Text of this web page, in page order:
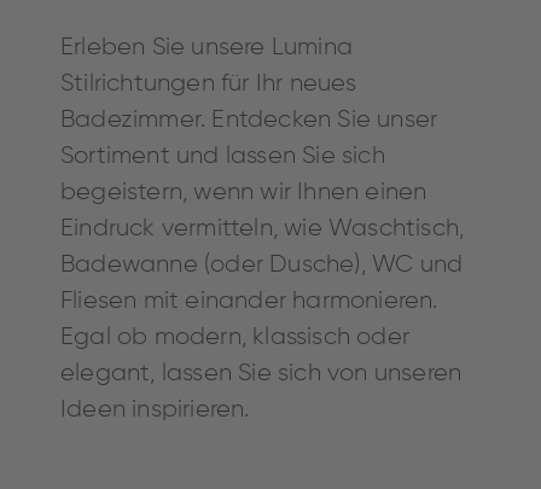
Erleben Sie unsere Lumina
Stilrichtungen für Ihr neues
Badezimmer. Entdecken Sie unser
Sortiment und lassen Sie sich
begeistern, wenn wir Ihnen einen
Eindruck vermitteln, wie Waschtisch,
Badewanne (oder Dusche), WC und
Fliesen mit einander harmonieren.
Egal ob modern, klassisch oder
elegant, lassen Sie sich von unseren
Ideen inspirieren.